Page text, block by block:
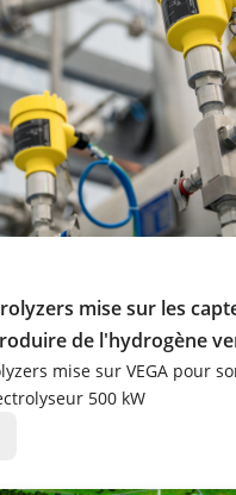
mise sur les
de l'hydrogène
mise sur VEGA pour
500 kW